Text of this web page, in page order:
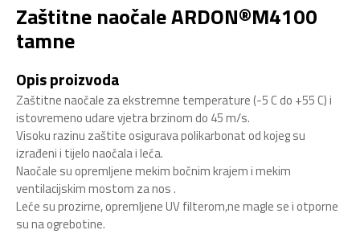
Zaštitne naočale ARDON®M4100
tamne
Opis proizvoda
Zaštitne naočale za ekstremne temperature (-5 C do +55 C) i
istovremeno udare vjetra brzinom do 45 m/s.
Visoku razinu zaštite osigurava polikarbonat od kojeg su
izrađeni i tijelo naočala i leća.
Naočale su opremljene mekim bočnim krajem i mekim
ventilacijskim mostom za nos .
Leće su prozirne, opremljene UV filterom,ne magle se i otporne
su na ogrebotine.